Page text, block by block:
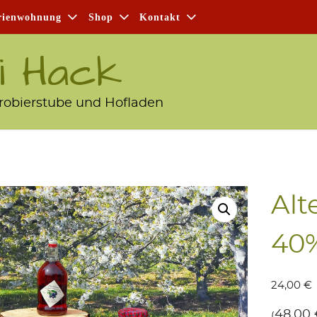
Shop Kon­takt
Hack
und Hofladen
24,00 €